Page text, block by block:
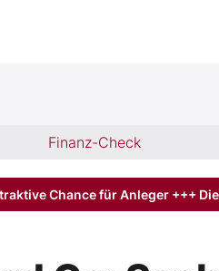
Finanz-Check
Chance für Anleger +++